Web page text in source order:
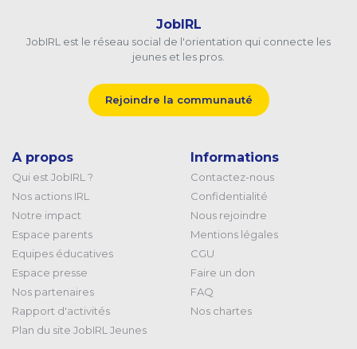
JobIRL
JobIRL est le réseau social de l'orientation qui connecte les
jeunes et les pros.
Rejoindre la communauté
A propos
Qui est JobIRL ?
Nos actions IRL
Notre impact
Espace parents
Equipes éducatives
Espace presse
Nos partenaires
Rapport d'activités
Plan du site JobIRL Jeunes
Informations
Contactez-nous
Confidentialité
Nous rejoindre
Mentions légales
CGU
Faire un don
FAQ
Nos chartes